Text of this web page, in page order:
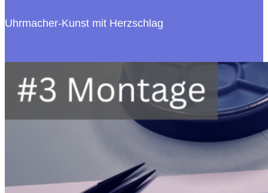
Uhrmacher-Kunst mit Herzschlag